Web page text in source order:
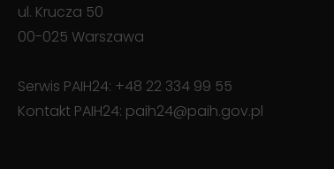
ul. Krucza 50
00-025 Warszawa
Serwis PAIH24: +48 22 334 99 55
Kontakt PAIH24: paih24@paih.gov.pl